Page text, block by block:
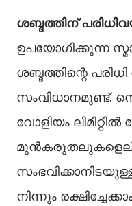
ശബ്ദത്തിന്
ഉപയോഗിക്കുന്ന
ശബ്ദത്തിന്റെ
സംവിധാനമുണ്ട്.
വോളിയം
നിന്നും